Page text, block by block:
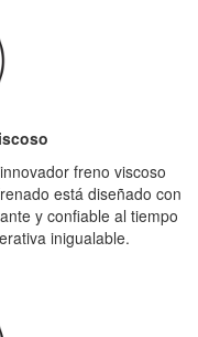
freno viscoso
está diseñado con
y confiable al tiempo
inigualable.